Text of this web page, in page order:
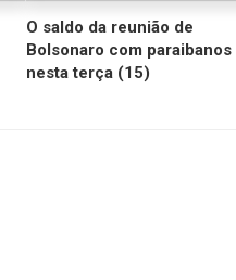
O saldo da reunião de
Bolsonaro com paraibanos
nesta terça (15)